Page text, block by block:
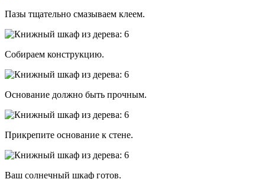
Пазы тщательно смазываем клеем.
Собираем конструкцию.
Основание должно быть прочным.
Прикрепите основание к стене.
Ваш солнечный шкаф готов.